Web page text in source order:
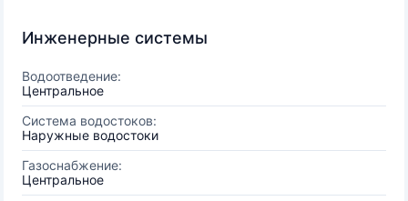
Инженерные системы
Водоотведение:
Центральное
Система водостоков:
Наружные водостоки
Газоснабжение:
Центральное